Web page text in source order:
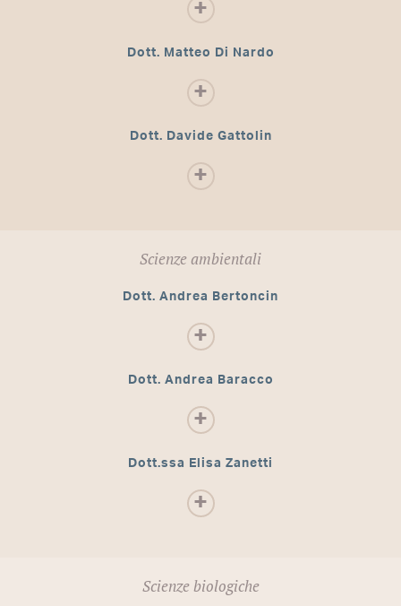
Dott. Matteo Di Nardo
Dott. Davide Gattolin
Scienze ambientali
Dott. Andrea Bertoncin
Dott. Andrea Baracco
Dott.ssa Elisa Zanetti
Scienze biologiche